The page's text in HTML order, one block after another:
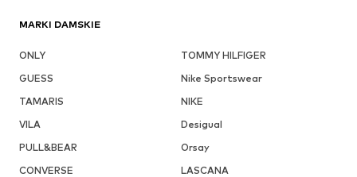
MARKI DAMSKIE
ONLY
TOMMY HILFIGER
GUESS
Nike Sportswear
TAMARIS
NIKE
VILA
Desigual
PULL&BEAR
Orsay
CONVERSE
LASCANA